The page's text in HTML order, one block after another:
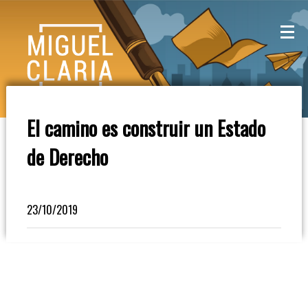
Mesa
Café
Columna
Opinión
El camino es construir un Estado
de Derecho
23/10/2019